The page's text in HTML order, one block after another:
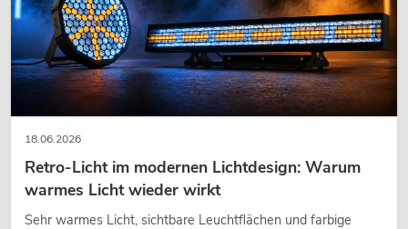
OMNITRONIC PM-322P 3-Kanal-DJ-
Mixer mit Bluetooth und USB-Player
18.06.2026
Retro-Licht im modernen Lichtdesign: Warum
warmes Licht wieder wirkt
Sehr warmes Licht, sichtbare Leuchtflächen und farbige